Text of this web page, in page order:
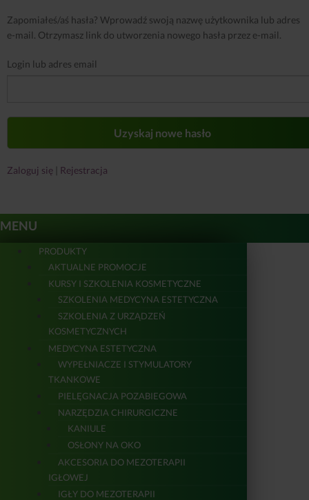
Zapomiałeś/aś hasła? Wprowadź swoją nazwę użytkownika lub adres
e-mail. Otrzymasz link do utworzenia nowego hasła przez e-mail.
Login lub adres email
Zaloguj się Rejestracja
MENU
PRODUKTY
AKTUALNE PROMOCJE
KURSY I SZKOLENIA KOSMETYCZNE
SZKOLENIA MEDYCYNA ESTETYCZNA
SZKOLENIA Z URZĄDZEŃ
KOSMETYCZNYCH
MEDYCYNA ESTETYCZNA
WYPEŁNIACZE I STYMULATORY
TKANKOWE
PIELĘGNACJA POZABIEGOWA
NARZĘDZIA CHIRURGICZNE
KANIULE
OSŁONY NA OKO
AKCESORIA DO MEZOTERAPII
IGŁOWEJ
IGŁY DO MEZOTERAPII